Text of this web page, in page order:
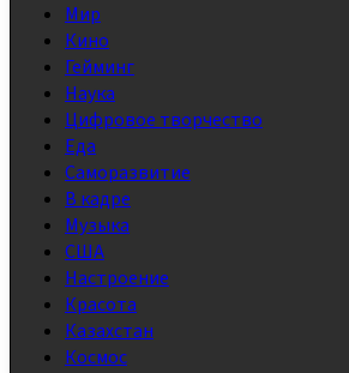
Мир
Кино
Гейминг
Наука
Цифровое творчество
Еда
Саморазвитие
В кадре
Музыка
США
Настроение
Красота
Казахстан
Космос